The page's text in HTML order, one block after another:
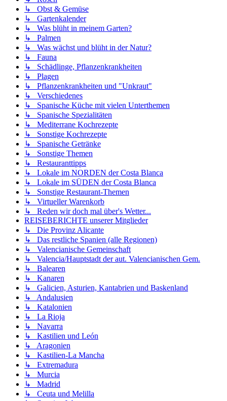
↳ Obst & Gemüse
↳ Gartenkalender
↳ Was blüht in meinem Garten?
↳ Palmen
↳ Was wächst und blüht in der Natur?
↳ Fauna
↳ Schädlinge, Pflanzenkrankheiten
↳ Plagen
↳ Pflanzenkrankheiten und "Unkraut"
↳ Verschiedenes
↳ Spanische Küche mit vielen Unterthemen
↳ Spanische Spezialitäten
↳ Mediterrane Kochrezepte
↳ Sonstige Kochrezepte
↳ Spanische Getränke
↳ Sonstige Themen
↳ Restauranttipps
↳ Lokale im NORDEN der Costa Blanca
↳ Lokale im SÜDEN der Costa Blanca
↳ Sonstige Restaurant-Themen
↳ Virtueller Warenkorb
↳ Reden wir doch mal über's Wetter...
REISEBERICHTE unserer Mitglieder
↳ Die Provinz Alicante
↳ Das restliche Spanien (alle Regionen)
↳ Valencianische Gemeinschaft
↳ Valencia/Hauptstadt der aut. Valencianischen Gem.
↳ Balearen
↳ Kanaren
↳ Galicien, Asturien, Kantabrien und Baskenland
↳ Andalusien
↳ Katalonien
↳ La Rioja
↳ Navarra
↳ Kastilien und León
↳ Aragonien
↳ Kastilien-La Mancha
↳ Extremadura
↳ Murcia
↳ Madrid
↳ Ceuta und Melilla